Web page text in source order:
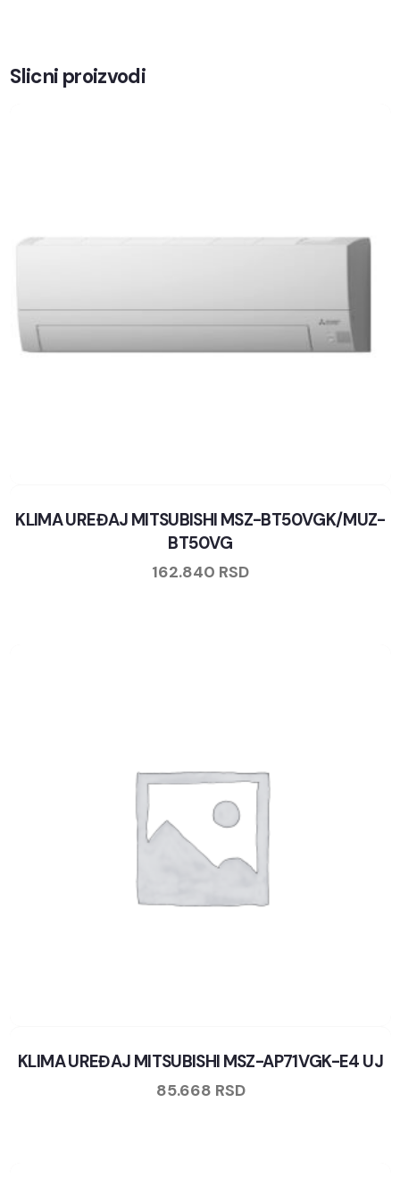
Slicni proizvodi
KLIMA UREĐAJ MITSUBISHI MSZ-BT50VGK/MUZ-
BT50VG
162.840 RSD
KLIMA UREĐAJ MITSUBISHI MSZ-AP71VGK-E4 UJ
85.668 RSD